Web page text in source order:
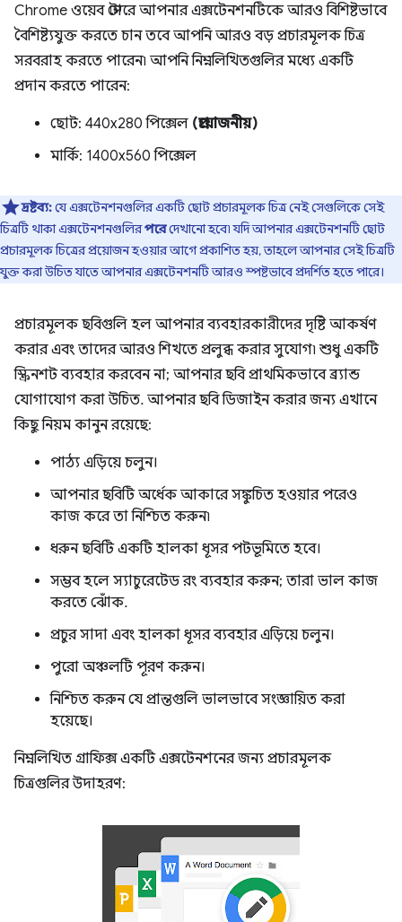
Chrome ওয়েব স্টোরে আপনার এক্সটেনশনটিকে আরও বিশিষ্টভাবে
বৈশিষ্ট্যযুক্ত করতে চান তবে আপনি আরও বড় প্রচারমূলক চিত্র
সরবরাহ করতে পারেন৷ আপনি নিম্নলিখিতগুলির মধ্যে একটি
প্রদান করতে পারেন:
ছোট: 440x280 পিক্সেল (প্রয়োজনীয়)
মার্কি: 1400x560 পিক্সেল
দ্রষ্টব্য:যে এক্সটেনশনগুলির একটি ছোট প্রচারমূলক চিত্র নেই সেগুলিকে সেই
চিত্রটি থাকা এক্সটেনশনগুলিরপরেদেখানো হবে৷ যদি আপনার এক্সটেনশনটি ছোট
প্রচারমূলক চিত্রের প্রয়োজন হওয়ার আগে প্রকাশিত হয়, তাহলে আপনার সেই চিত্রটি
যুক্ত করা উচিত যাতে আপনার এক্সটেনশনটি আরও স্পষ্টভাবে প্রদর্শিত হতে পারে।
প্রচারমূলক ছবিগুলি হল আপনার ব্যবহারকারীদের দৃষ্টি আকর্ষণ
করার এবং তাদের আরও শিখতে প্রলুব্ধ করার সুযোগ৷ শুধু একটি
স্ক্রিনশট ব্যবহার করবেন না; আপনার ছবি প্রাথমিকভাবে ব্র্যান্ড
যোগাযোগ করা উচিত. আপনার ছবি ডিজাইন করার জন্য এখানে
কিছু নিয়ম কানুন রয়েছে:
পাঠ্য এড়িয়ে চলুন।
আপনার ছবিটি অর্ধেক আকারে সঙ্কুচিত হওয়ার পরেও
কাজ করে তা নিশ্চিত করুন৷
ধরুন ছবিটি একটি হালকা ধূসর পটভূমিতে হবে।
সম্ভব হলে স্যাচুরেটেড রং ব্যবহার করুন; তারা ভাল কাজ
করতে ঝোঁক.
প্রচুর সাদা এবং হালকা ধূসর ব্যবহার এড়িয়ে চলুন।
পুরো অঞ্চলটি পূরণ করুন।
নিশ্চিত করুন যে প্রান্তগুলি ভালভাবে সংজ্ঞায়িত করা
হয়েছে।
নিম্নলিখিত গ্রাফিক্স একটি এক্সটেনশনের জন্য প্রচারমূলক
চিত্রগুলির উদাহরণ: